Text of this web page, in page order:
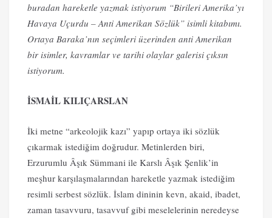
buradan hareketle yazmak istiyorum “Birileri Amerika’yı
Havaya Uçurdu – Anti Amerikan Sözlük” isimli kitabımı.
Ortaya Baraka’nın seçimleri üzerinden anti Amerikan
bir isimler, kavramlar ve tarihi olaylar galerisi çıksın
istiyorum.
İSMAİL KILIÇARSLAN
İki metne “arkeolojik kazı” yapıp ortaya iki sözlük
çıkarmak istediğim doğrudur. Metinlerden biri,
Erzurumlu Âşık Sümmani ile Karslı Âşık Şenlik’in
meşhur karşılaşmalarından hareketle yazmak istediğim
resimli serbest sözlük. İslam dininin kevn, akaid, ibadet,
zaman tasavvuru, tasavvuf gibi meselelerinin neredeyse